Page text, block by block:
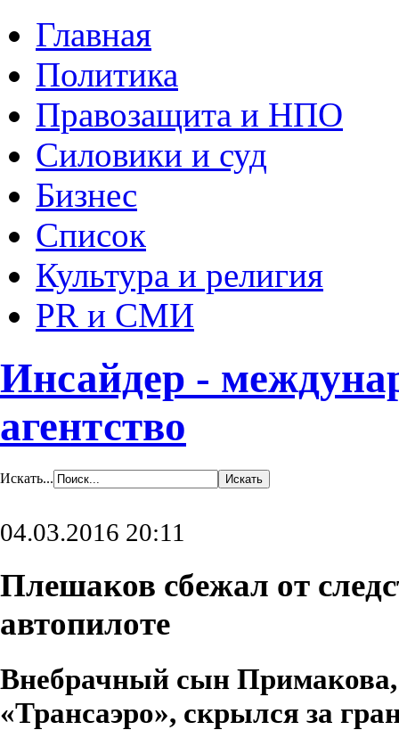
Главная
Политика
Правозащита и НПО
Силовики и суд
Бизнес
Список
Культура и религия
PR и СМИ
Инсайдер -
агентство
Искать...
04.03.2016 20:11
Плешаков сбежал от
автопилоте
Внебрачный сын
«Трансаэро», скрылся за